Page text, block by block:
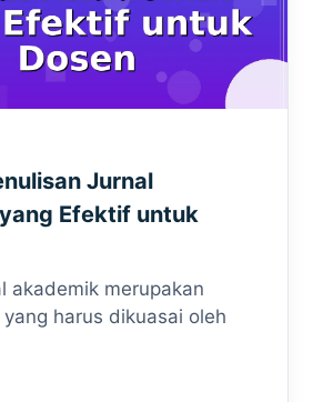
Jurnal
Efektif untuk
akademik merupakan
harus dikuasai oleh